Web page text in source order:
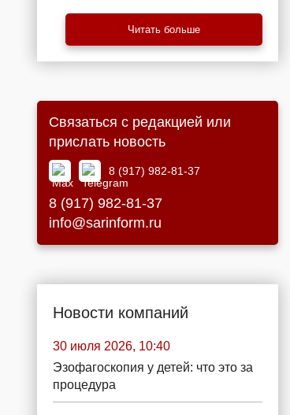
Читать больше
Связаться с редакцией или
прислать новость
8 (917) 982-81-37
8 (917) 982-81-37
info@sarinform.ru
Новости компаний
30 июля 2026, 10:40
Эзофагоскопия у детей: что это за
процедура